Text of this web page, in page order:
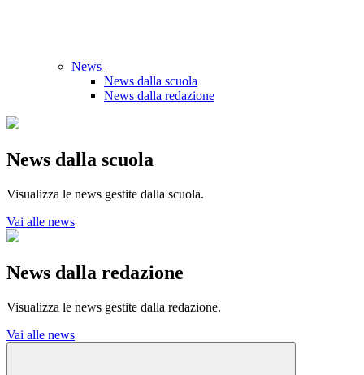
News
News dalla scuola
News dalla redazione
News dalla scuola
Visualizza le news gestite dalla scuola.
Vai alle news
News dalla redazione
Visualizza le news gestite dalla redazione.
Vai alle news